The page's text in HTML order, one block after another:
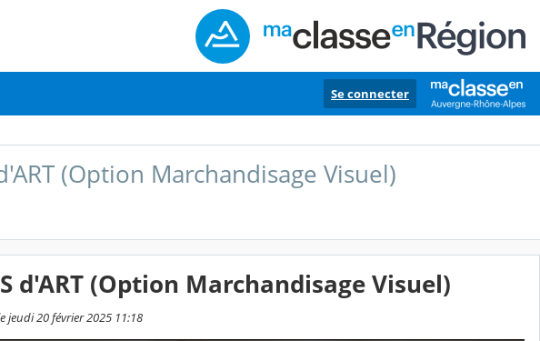
Se connecter
d'ART (Option Marchandisage Visuel)
d'ART (Option Marchandisage Visuel)
jeudi 20 février 2025 11:18